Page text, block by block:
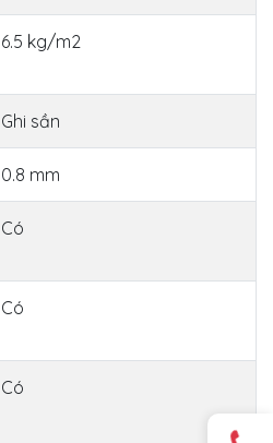
6.5 kg/m2
Ghi sần
0.8 mm
Có
Có
Có